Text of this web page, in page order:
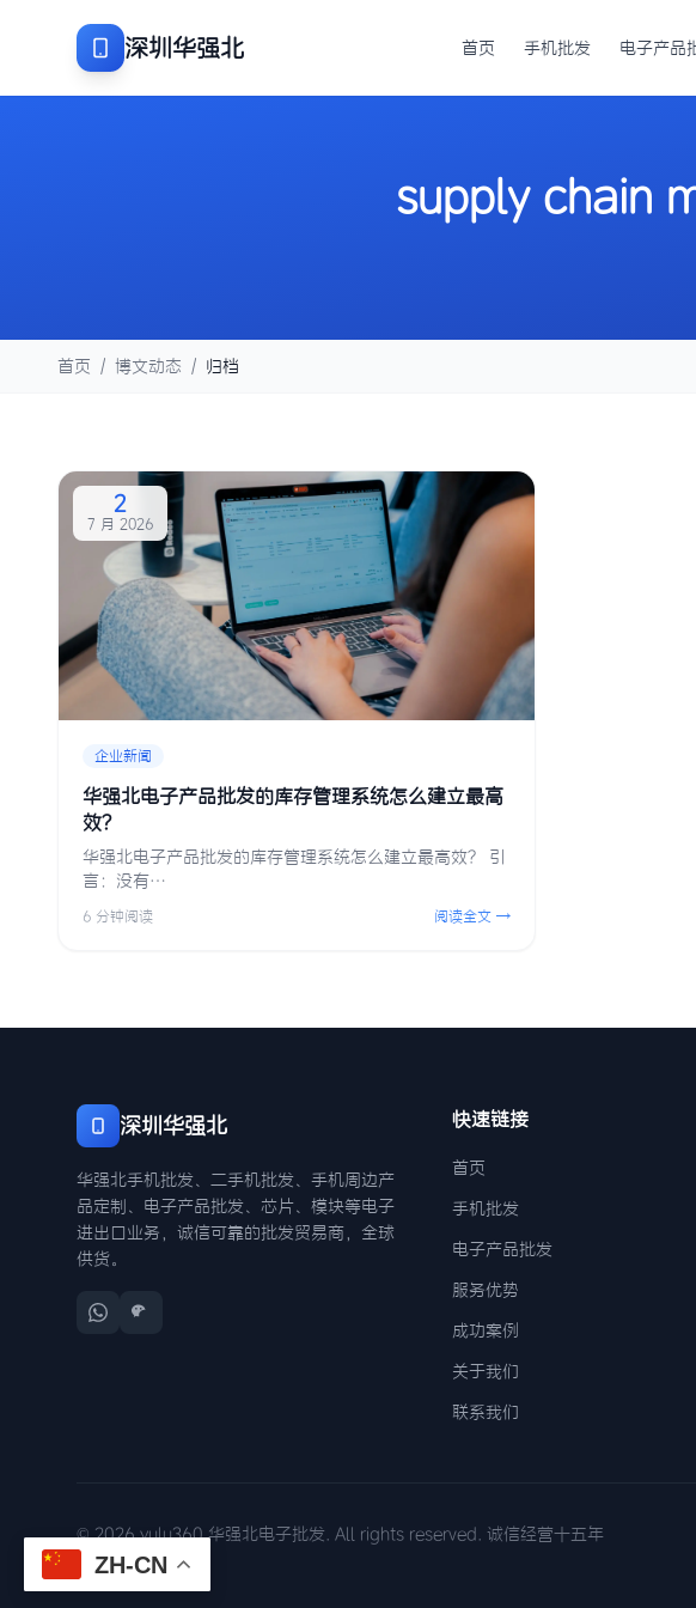
深圳华强北 首页 手机批发 电子产品
supply chain
首页 / 博文动态 / 归档
2
7 月 2026
企业新闻
华强北电子产品批发的库存管理系统怎么建立最高
效？
华强北电子产品批发的库存管理系统怎么建立最高效？ 引
言：没有…
6 分钟阅读 阅读全文 →
深圳华强北
华强北手机批发、二手机批发、手机周边产
品定制、电子产品批发、芯片、模块等电子
进出口业务，诚信可靠的批发贸易商，全球
供货。
快速链接
首页
手机批发
电子产品批发
服务优势
成功案例
关于我们
联系我们
© 2026 yulu360 华强北电子批发. All rights reserved. 诚信经营十五年
ZH-CN